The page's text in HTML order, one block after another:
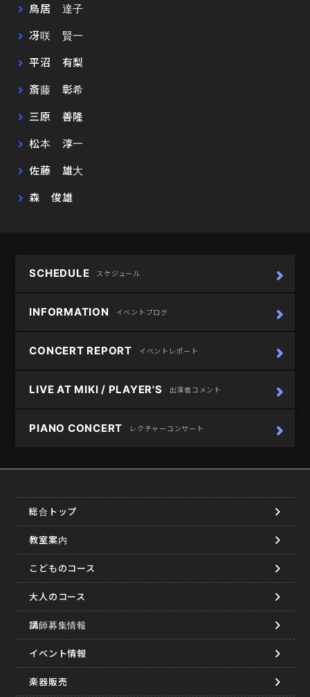
鳥居 達子
冴咲 賢一
平沼 有梨
斎藤 彰希
三原 善隆
松本 淳一
佐藤 雄大
森 俊雄
SCHEDULE スケジュール
INFORMATION イベントブログ
CONCERT REPORT イベントレポート
LIVE AT MIKI / PLAYER'S 出演者コメント
PIANO CONCERT レクチャーコンサート
総合トップ
教室案内
こどものコース
大人のコース
講師募集情報
イベント情報
楽器販売